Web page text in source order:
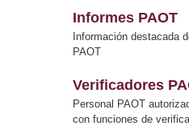
Informes PAOT
Información destacada
PAOT
Verificadores
Personal PAOT
con funciones de